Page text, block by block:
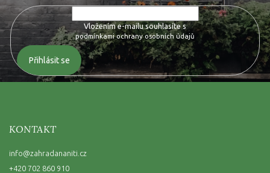
Vložením e-mailu souhlasíte s
podmínkami ochrany osobních údajů
Přihlásit se
KONTAKT
info@zahradananiti.cz
+420 702 860 910